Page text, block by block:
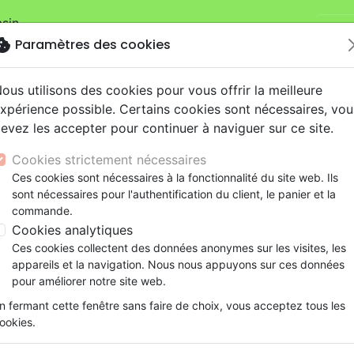
Je
sur la boutiqueLa Maison de la Bible Suisse
NouveautésBibles
Testaments
Etude biblique
NEG
Bandes dessinées
Souffrance, Relation d'aide
Santé
Événements actuels
Couple
Découverte de la foi
Souffrance, Relation d'aide
Psychologie
Adolescents, jeunes
Latino, Folk
Soul
Rap, Hip-hop
Louange, Adoration
Hardrock, Métal
animés
conférences
Films, fiction
Jeux
spirituelle
Doux et humble de cœur
Guide d'étude
Auteur :Dane C. Ortlund
Description Détails du produit
Paramètres des cookies
utilisons des cookies pour vous offrir la meilleure
possible. Certains cookies sont nécessaires,
les accepter pour continuer à naviguer sur ce site.
Cookies strictement nécessaires
Ces cookies sont nécessaires à la fonctionnalité du site web. Ils
sont nécessaires pour l'authentification du client, le panier et la
commande.
Cookies analytiques
Ces cookies collectent des données anonymes sur les visites, les
appareils et la navigation. Nous nous appuyons sur ces données
pour améliorer notre site web.
fermant cette fenêtre sans faire de choix, vous acceptez tous les